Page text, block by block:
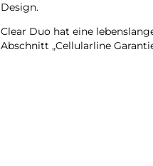
Design.
Clear Duo hat eine
Abschnitt „Cellularline